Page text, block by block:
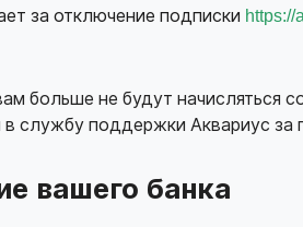
за отключение подписки https://
больше не будут начисляться
в службу поддержки Аквариус
вашего банка